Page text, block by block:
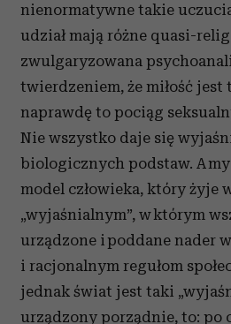
nienormatywne takie
udział mają różne quasi-
zwulgaryzowana
twierdzeniem, że miłość
naprawdę to pociąg
Nie wszystko daje się
biologicznych podstaw. A
model człowieka, który żyje
„wyjaśnialnym”, w którym
urządzone i poddane nader
i racjonalnym regułom
jednak świat jest taki
urządzony porządnie, to: po